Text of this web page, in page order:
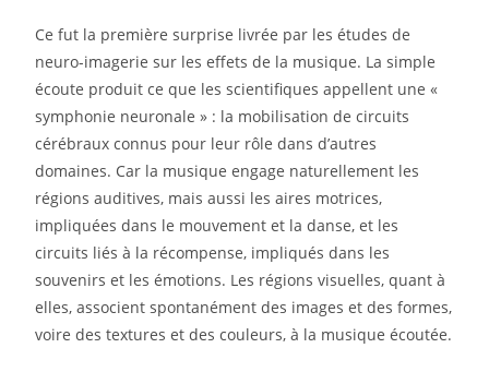
Ce fut la première surprise livrée par les études de
neuro-imagerie sur les effets de la musique. La simple
écoute produit ce que les scientifiques appellent une «
symphonie neuronale » : la mobilisation de circuits
cérébraux connus pour leur rôle dans d’autres
domaines. Car la musique engage naturellement les
régions auditives, mais aussi les aires motrices,
impliquées dans le mouvement et la danse, et les
circuits liés à la récompense, impliqués dans les
souvenirs et les émotions. Les régions visuelles, quant à
elles, associent spontanément des images et des formes,
voire des textures et des couleurs, à la musique écoutée.